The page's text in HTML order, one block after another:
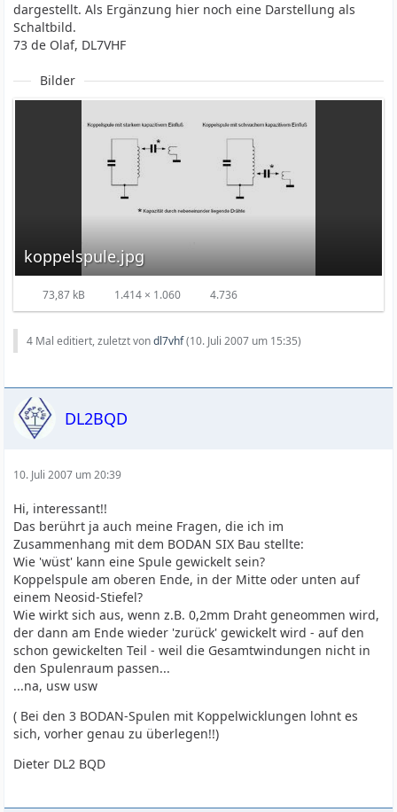
dargestellt. Als Ergänzung hier noch eine Darstellung als
Schaltbild.
73 de Olaf, DL7VHF
Bilder
koppelspule.jpg
73,87 kB 1.414 × 1.060 4.736
4 Mal editiert, zuletzt vondl7vhf(10. Juli 2007 um 15:35)
DL2BQD
10. Juli 2007 um 20:39
Hi, interessant!!
Das berührt ja auch meine Fragen, die ich im
Zusammenhang mit dem BODAN SIX Bau stellte:
Wie 'wüst' kann eine Spule gewickelt sein?
Koppelspule am oberen Ende, in der Mitte oder unten auf
einem Neosid-Stiefel?
Wie wirkt sich aus, wenn z.B. 0,2mm Draht geneommen wird,
der dann am Ende wieder 'zurück' gewickelt wird - auf den
schon gewickelten Teil - weil die Gesamtwindungen nicht in
den Spulenraum passen...
...na, usw usw
( Bei den 3 BODAN-Spulen mit Koppelwicklungen lohnt es
sich, vorher genau zu überlegen!!)
Dieter DL2 BQD